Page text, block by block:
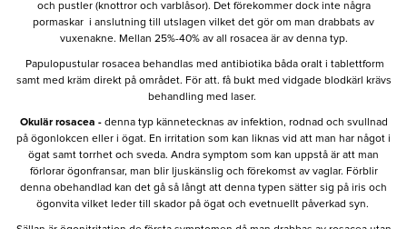
och pustler (knottror och varblåsor). Det förekommer dock inte några
pormaskar i anslutning till utslagen vilket det gör om man drabbats av
vuxenakne. Mellan 25%-40% av all rosacea är av denna typ.
Papulopustular rosacea behandlas med antibiotika båda oralt i tablettform
samt med kräm direkt på området. För att. få bukt med vidgade blodkärl krävs
behandling med laser.
Okulär rosacea -denna typ kännetecknas av infektion, rodnad och svullnad
på ögonlokcen eller i ögat. En irritation som kan liknas vid att man har något i
ögat samt torrhet och sveda. Andra symptom som kan uppstå är att man
förlorar ögonfransar, man blir ljuskänslig och förekomst av vaglar. Förblir
denna obehandlad kan det gå så långt att denna typen sätter sig på iris och
ögonvita vilket leder till skador på ögat och evetnuellt påverkad syn.